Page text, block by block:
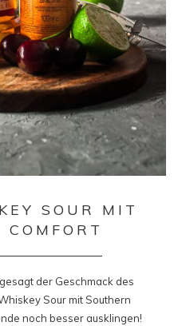
SOUR MIT
der Geschmack des
Sour mit Southern
noch besser ausklingen!